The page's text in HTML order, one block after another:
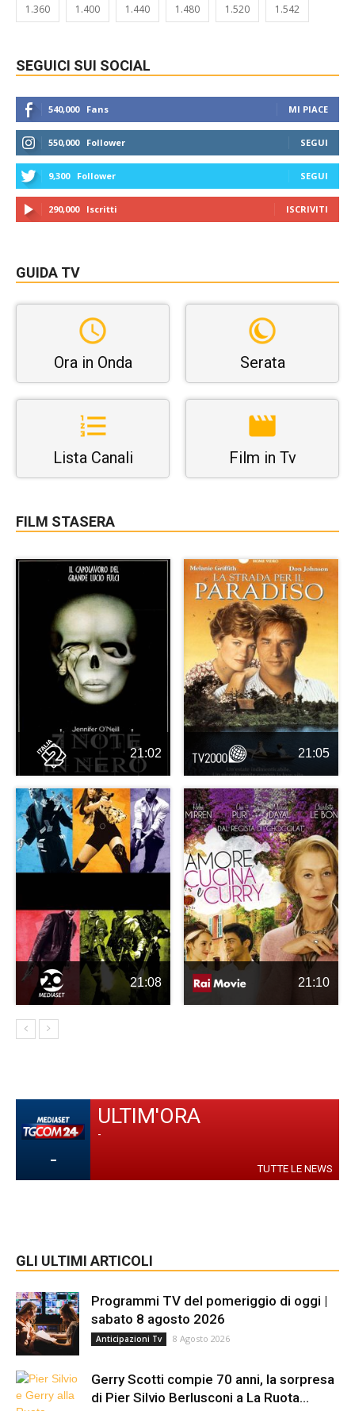
1.360 1.400 1.440 1.480 1.520 1.542
SEGUICI SUI SOCIAL
540,000 Fans MI PIACE
550,000 Follower SEGUI
9,300 Follower SEGUI
290,000 Iscritti ISCRIVITI
GUIDA TV
Ora in Onda Serata
Lista Canali Film in Tv
FILM STASERA
21:02 21:05
21:08 21:10
-
ULTIM'ORA
-
TUTTE LE NEWS
GLI ULTIMI ARTICOLI
Programmi TV del pomeriggio di oggi |
sabato 8 agosto 2026
Anticipazioni Tv 8 Agosto 2026
Gerry Scotti compie 70 anni, la sorpresa
di Pier Silvio Berlusconi a La Ruota...